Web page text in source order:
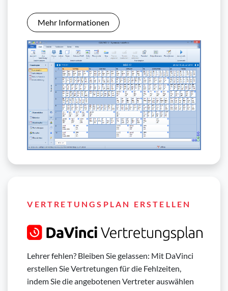
Mehr Informationen
VERTRETUNGSPLAN ERSTELLEN
Lehrer fehlen? Bleiben Sie gelassen: Mit DaVinci
erstellen Sie Vertretungen für die Fehlzeiten,
indem Sie die angebotenen Vertreter auswählen